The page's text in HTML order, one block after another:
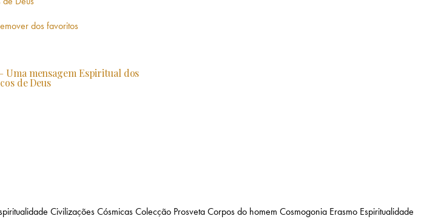
dos favoritos
Uma mensagem Espiritual dos
de Deus
Civilizações CósmicasColecção ProsvetaCorpos do homem Cosmogonia Erasmo Espiritualidade